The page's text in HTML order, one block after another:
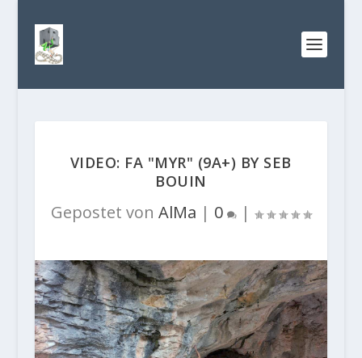
VIDEO: FA "MYR" (9A+) BY SEB
BOUIN
Gepostet von AlMa | 0 |